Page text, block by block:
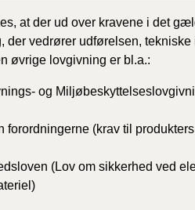
at der ud over kravene i det
der vedrører udførelsen,
øvrige lovgivning er bl.a.:
og
forordningerne (krav til
(Lov om sikkerhed ved